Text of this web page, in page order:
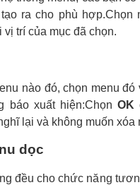
ra cho phù
vị trí của mục đã chọn.
nào đó, chọn menu đó
báo xuất hiện:Chọn OK
lại và không muốn xóa
dọc
đều cho chức năng